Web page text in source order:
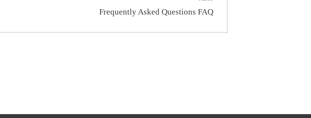
Next
Frequently Asked Questions FAQ